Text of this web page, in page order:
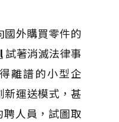
國外購買零件的
試著消滅法律事
離譜的小型企
新運送模式，甚
人員，試圖取